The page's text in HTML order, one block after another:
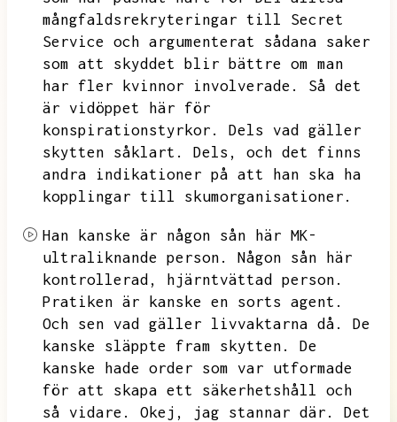
mångfaldsrekryteringar till Secret
Service och argumenterat sådana saker
som att skyddet blir bättre om man
har fler kvinnor involverade.
Så det
är vidöppet här för
konspirationstyrkor.
Dels vad gäller
skytten såklart.
Dels,
och det finns
andra indikationer på att han ska ha
kopplingar till skumorganisationer.
Han kanske är någon sån här MK-
ultraliknande person.
Någon sån här
kontrollerad,
hjärntvättad person.
Pratiken är kanske en sorts agent.
Och sen vad gäller livvaktarna då.
De
kanske släppte fram skytten.
De
kanske hade order som var utformade
för att skapa ett säkerhetshåll och
så vidare.
Okej, jag stannar där.
Det